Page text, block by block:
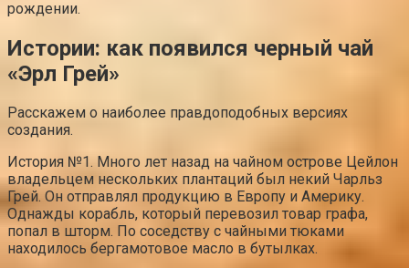
рождении.
Истории: как появился черный чай
«Эрл Грей»
Расскажем о наиболее правдоподобных версиях
создания.
История №1. Много лет назад на чайном острове Цейлон
владельцем нескольких плантаций был некий Чарльз
Грей. Он отправлял продукцию в Европу и Америку.
Однажды корабль, который перевозил товар графа,
попал в шторм. По соседству с чайными тюками
находилось бергамотовое масло в бутылках.